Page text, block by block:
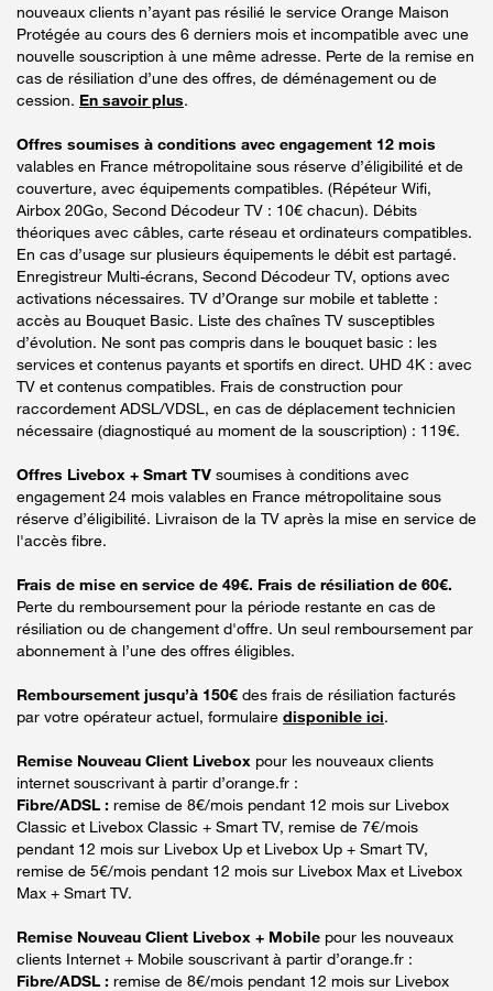
nouveaux clients n’ayant pas résilié le service Orange Maison
Protégée au cours des 6 derniers mois et incompatible avec une
nouvelle souscription à une même adresse. Perte de la remise en
cas de résiliation d’une des offres, de déménagement ou de
cession. En savoir plus.
Offres soumises à conditions avec engagement 12 mois
valables en France métropolitaine sous réserve d’éligibilité et de
couverture, avec équipements compatibles. (Répéteur Wifi,
Airbox 20Go, Second Décodeur TV : 10€ chacun). Débits
théoriques avec câbles, carte réseau et ordinateurs compatibles.
En cas d’usage sur plusieurs équipements le débit est partagé.
Enregistreur Multi-écrans, Second Décodeur TV, options avec
activations nécessaires. TV d’Orange sur mobile et tablette :
accès au Bouquet Basic. Liste des chaînes TV susceptibles
d’évolution. Ne sont pas compris dans le bouquet basic : les
services et contenus payants et sportifs en direct. UHD 4K : avec
TV et contenus compatibles. Frais de construction pour
raccordement ADSL/VDSL, en cas de déplacement technicien
nécessaire (diagnostiqué au moment de la souscription) : 119€.
Offres Livebox + Smart TV soumises à conditions avec
engagement 24 mois valables en France métropolitaine sous
réserve d’éligibilité. Livraison de la TV après la mise en service de
l'accès fibre.
Frais de mise en service de 49€. Frais de résiliation de 60€.
Perte du remboursement pour la période restante en cas de
résiliation ou de changement d'offre. Un seul remboursement par
abonnement à l’une des offres éligibles.
Remboursement jusqu’à 150€ des frais de résiliation facturés
par votre opérateur actuel, formulaire disponible ici.
Remise Nouveau Client Livebox pour les nouveaux clients
internet souscrivant à partir d’orange.fr :
Fibre/ADSL : remise de 8€/mois pendant 12 mois sur Livebox
Classic et Livebox Classic + Smart TV, remise de 7€/mois
pendant 12 mois sur Livebox Up et Livebox Up + Smart TV,
remise de 5€/mois pendant 12 mois sur Livebox Max et Livebox
Max + Smart TV.
Remise Nouveau Client Livebox + Mobile pour les nouveaux
clients Internet + Mobile souscrivant à partir d’orange.fr :
Fibre/ADSL : remise de 8€/mois pendant 12 mois sur Livebox